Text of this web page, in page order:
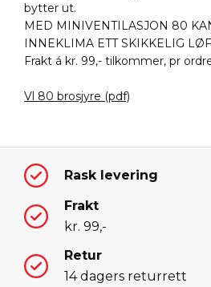
bytter ut.
MED MINIVENTILASJON 80
INNEKLIMA ETT SKIKKELIG
Frakt á kr. 99,- tilkommer, pr
Vl 80 brosjyre (pdf)
Rask levering
Frakt
kr. 99,-
Retur
14 dagers returrett